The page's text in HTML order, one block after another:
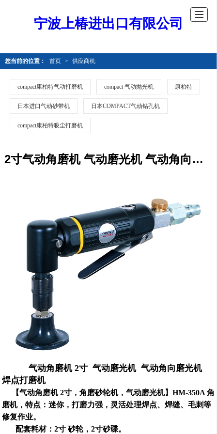
宁波上椿进出口有限公司
您当前的位置： 首页 > 供应商机
compact康柏特气动打磨机 compact 气动抛光机 康柏特
日本进口气动砂带机 日本COMPACT气动钻孔机
compact康柏特吸尘打磨机
2寸气动角磨机 气动磨光机 气动角向磨光机 焊点打磨机
气动角磨机 2寸 气动磨光机 气动角向磨光机
焊点打磨机
【气动角磨机 2寸，角磨砂轮机，气动磨光机】HM-350A 角
磨机，特点：迷你，打磨力强，灵活处理焊点、焊缝、毛刺等
修复作业。
配套耗材：2寸 砂轮，2寸砂碟。